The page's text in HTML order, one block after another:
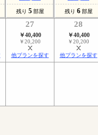
残り 5 部屋 残り 6 部屋
27
￥40,400
￥20,200
他プランを探す
28
￥40,400
￥20,200
他プランを探す